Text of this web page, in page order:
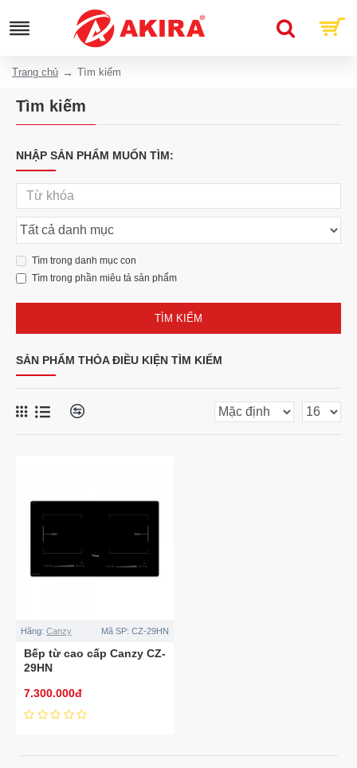
Trang chủ Tìm kiếm
Tìm kiếm
NHẬP SẢN PHẨM MUỐN TÌM:
Tìm trong danh mục con
Tìm trong phần miêu tả sản phẩm
TÌM KIẾM
SẢN PHẨM THỎA ĐIỀU KIỆN TÌM KIẾM
Hãng: Canzy Mã SP: CZ-29HN
Bếp từ cao cấp Canzy CZ-
29HN
7.300.000đ